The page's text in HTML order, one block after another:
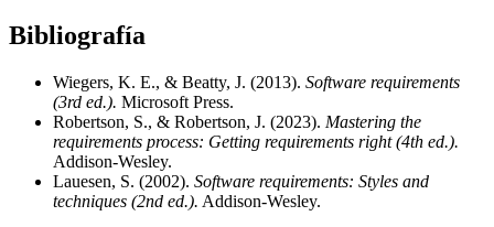
Bibliografía
Wiegers, K. E., & Beatty, J. (2013). Software requirements
(3rd ed.). Microsoft Press.
Robertson, S., & Robertson, J. (2023). Mastering the
requirements process: Getting requirements right (4th ed.).
Addison-Wesley.
Lauesen, S. (2002). Software requirements: Styles and
techniques (2nd ed.). Addison-Wesley.